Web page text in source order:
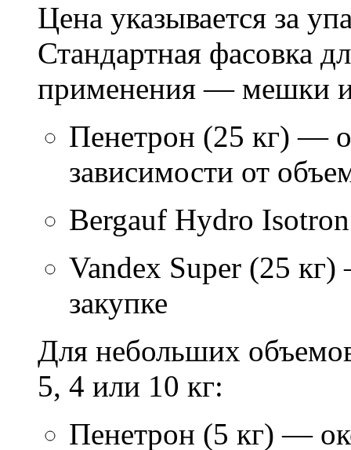
Цена указывается за
Стандартная фасовка
применения — мешки
Пенетрон (25 кг) —
зависимости от
Bergauf Hydro
Vandex Super (25
закупке
Для небольших
5, 4 или 10 кг:
Пенетрон (5 кг) —